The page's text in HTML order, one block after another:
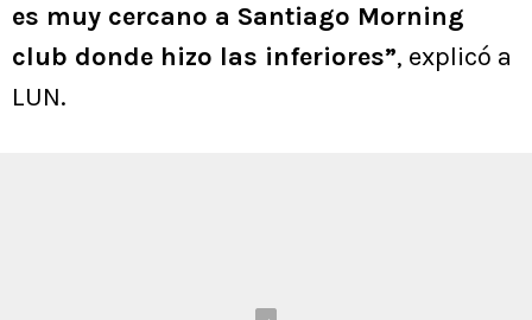
es muy cercano a Santiago Morning
club donde hizo las inferiores”, explicó a
LUN.